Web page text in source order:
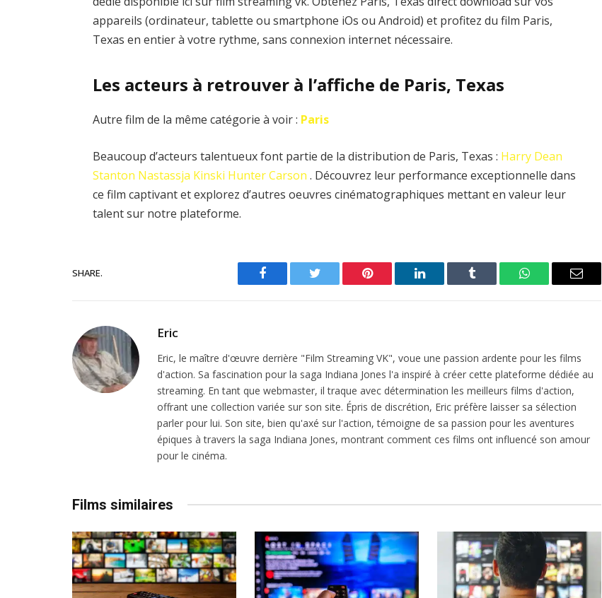
appareils (ordinateur, tablette ou smartphone iOs ou Android) et profitez du film Paris,
Texas en entier à votre rythme, sans connexion internet nécessaire.
Les acteurs à retrouver à l’affiche de Paris, Texas
Autre film de la même catégorie à voir : Paris
Beaucoup d’acteurs talentueux font partie de la distribution de Paris, Texas : Harry Dean
Stanton Nastassja Kinski Hunter Carson . Découvrez leur performance exceptionnelle dans
ce film captivant et explorez d’autres oeuvres cinématographiques mettant en valeur leur
talent sur notre plateforme.
SHARE.
Facebook Twitter Pinterest LinkedIn Tumblr WhatsAppEmail
Eric
Eric, le maître d'œuvre derrière "Film Streaming VK", voue une passion ardente pour les films
d'action. Sa fascination pour la saga Indiana Jones l'a inspiré à créer cette plateforme dédiée au
streaming. En tant que webmaster, il traque avec détermination les meilleurs films d'action,
offrant une collection variée sur son site. Épris de discrétion, Eric préfère laisser sa sélection
parler pour lui. Son site, bien qu'axé sur l'action, témoigne de sa passion pour les aventures
épiques à travers la saga Indiana Jones, montrant comment ces films ont influencé son amour
pour le cinéma.
Films similaires